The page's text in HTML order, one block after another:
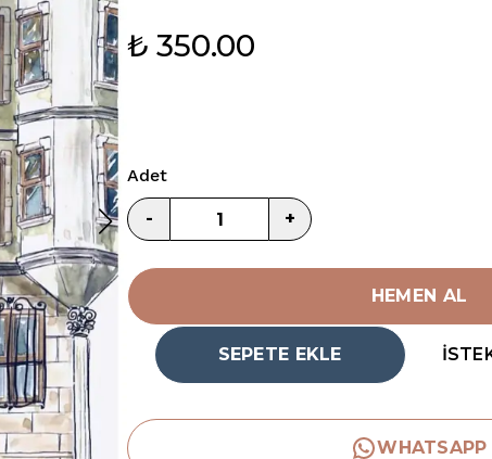
₺ 350.00
Adet
- +
HEMEN AL
SEPETE EKLE
WHATSAPP